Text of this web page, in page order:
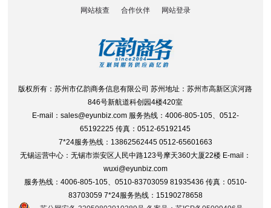
网站核查
合作伙伴 网站登录
版权所有：苏州市亿韵商务信息有限公司 苏州地址：苏州市高新区滨河路
846号新航道科创园4楼420室
E-mail：sales@eyunbiz.com 服务热线：4006-805-105、0512-
65192225 传真：0512-65192145
7*24服务热线：13862562445 0512-65601663
无锡运营中心：无锡市崇安区人民中路123号摩天360大厦22楼 E-mail：
wuxi@eyunbiz.com
服务热线：4006-805-105、0510-83703059 81935436 传真：0510-
83703059 7*24服务热线：15190278658